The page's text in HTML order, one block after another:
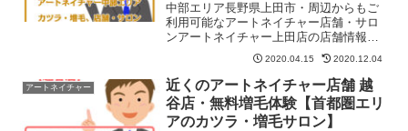
中部エリア長野県上田市・周辺からもご
利用可能なアートネイチャー店舗・サロ
ンアートネイチャー上田店の店舗情報・
地図・住所・予約・営業日・定休日・営
業時間などを紹介しています。無料お試
しや無料増毛体験もコチラご予約できま
す。仙石ビル」の4Fです。JR線上田駅お
城口より徒歩12分です。
2020.04.15 2020.12.04
アートネイチャー
近くのアートネイチャー店舗 越
谷店・無料増毛体験【首都圏エリ
アのカツラ・増毛サロン】